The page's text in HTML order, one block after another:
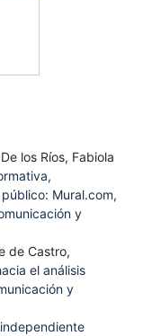
los Ríos, Fabiola
Mural.com,
y
de Castro,
el análisis
y